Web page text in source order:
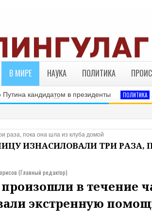
return; } //Date-Time if (StyleDate) { myclock
myclock += DaysOfWeek[day]+',
{ myclock += ''+hours+':'+minutes; } if
return; } //end edit by RBO Team // Write
liveclock.document.close(); }
myclock; } if (myupdate != 0) {
В МИРЕ НАУКА ПОЛИТИКА
кандидатом в президенты ПОЛИТИКА В
ИЗНАСИЛОВАЛИ ТРИ РАЗА,
(Главный редактор)
в течение
экстренную